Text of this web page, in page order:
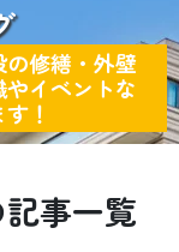
修繕・外壁
イベントな
！
事一覧